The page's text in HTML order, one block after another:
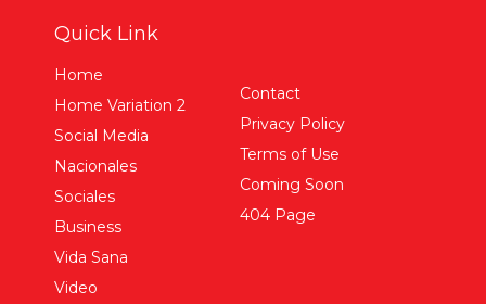
Quick Link
Home
Home Variation 2
Social Media
Nacionales
Sociales
Business
Vida Sana
Video
Contact
Privacy Policy
Terms of Use
Coming Soon
404 Page